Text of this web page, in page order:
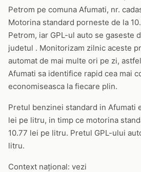
Petrom pe comuna Afumati, nr.
Motorina standard porneste de la
Petrom, iar GPL-ul auto se gaseste
judetul . Monitorizam zilnic aceste
automat de mai multe ori pe zi,
Afumati sa identifice rapid cea mai
economiseasca la fiecare plin.
Pretul benzinei standard in Afumati
lei pe litru, in timp ce motorina
10.77 lei pe litru. Pretul GPL-ului
litru.
Context național: vezi